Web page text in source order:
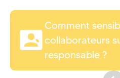
Comment
collaborateurs
responsable ?